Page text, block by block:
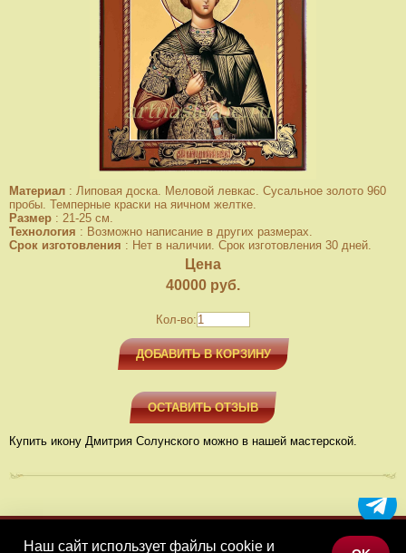
Материал : Липовая доска. Меловой левкас. Сусальное золото 960
пробы. Темперные краски на яичном желтке.
Размер : 21-25 см.
Технология : Возможно написание в других размерах.
Срок изготовления : Нет в наличии. Срок изготовления 30 дней.
Цена
40000 руб.
Кол-во:
ДОБАВИТЬ В КОРЗИНУ
ОСТАВИТЬ ОТЗЫВ
Купить икону Дмитрия Солунского можно в нашей мастерской.
МЕНЮ
Наш сайт использует файлы cookie и